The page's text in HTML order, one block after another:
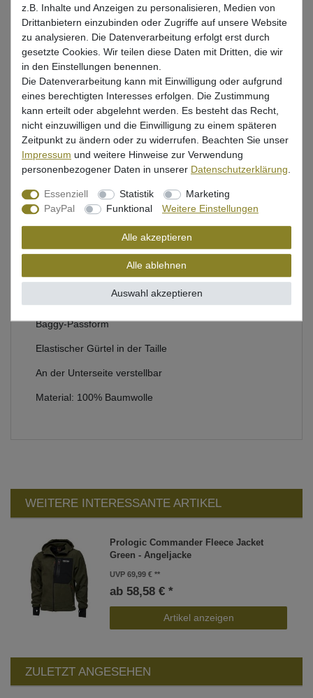
Nur noch 1 Stück verfügbar
In den Warenkorb
Wunschliste
Bewertung
Hose für Angler von Prologic
Baggy-Passform
Elastischer Gürtel in der Taille
An der Unterseite verstellbar
Material: 100% Baumwolle
WEITERE INTERESSANTE ARTIKEL
Prologic Commander Fleece Jacket
Green - Angeljacke
UVP 69,99 €
ab 58,58 € *
Artikel anzeigen
ZULETZT ANGESEHEN
z.B. Inhalte und Anzeigen zu personalisieren, Medien von
Drittanbietern einzubinden oder Zugriffe auf unsere Website
zu analysieren. Die Datenverarbeitung erfolgt erst durch
gesetzte Cookies. Wir teilen diese Daten mit Dritten, die wir
in den Einstellungen benennen.
Die Datenverarbeitung kann mit Einwilligung oder aufgrund
eines berechtigten Interesses erfolgen. Die Zustimmung
kann erteilt oder abgelehnt werden. Es besteht das Recht,
nicht einzuwilligen und die Einwilligung zu einem späteren
Zeitpunkt zu ändern oder zu widerrufen. Beachten Sie unser
Impressum und weitere Hinweise zur Verwendung
personenbezogener Daten in unserer Daten­schutz­erklärung.
Essenziell Statistik
Marketing
PayPal
Funktional Weitere Einstellungen
Alle akzeptieren
Alle ablehnen
Auswahl akzeptieren